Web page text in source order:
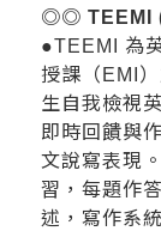
◎◎ TEEMI (
●TEEMI 為
授課（EMI
生自我檢視
即時回饋與
文說寫表現
習，每題作
述，寫作系